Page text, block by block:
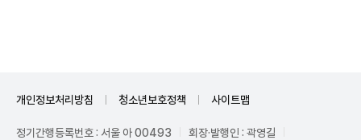
개인정보처리방침 청소년보호정책 사이트맵
정기간행등록번호 : 서울 아 00493
회장·발행인 : 곽영길